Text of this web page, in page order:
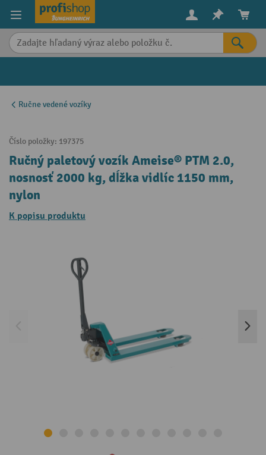
content
Ručne vedené vozíky
Číslo položky: 197375
Ručný paletový vozík Ameise® PTM 2.0,
nosnosť 2000 kg, dĺžka vidlíc 1150 mm,
nylon
K popisu produktu